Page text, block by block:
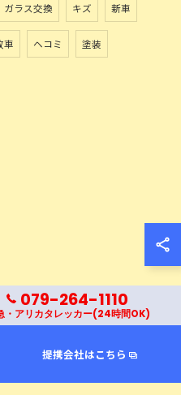
ガラス交換 キズ 新車
車 ヘコミ 塗装
079-264-1110
・アリカタレッカー(24時間OK)
提携会社はこちら